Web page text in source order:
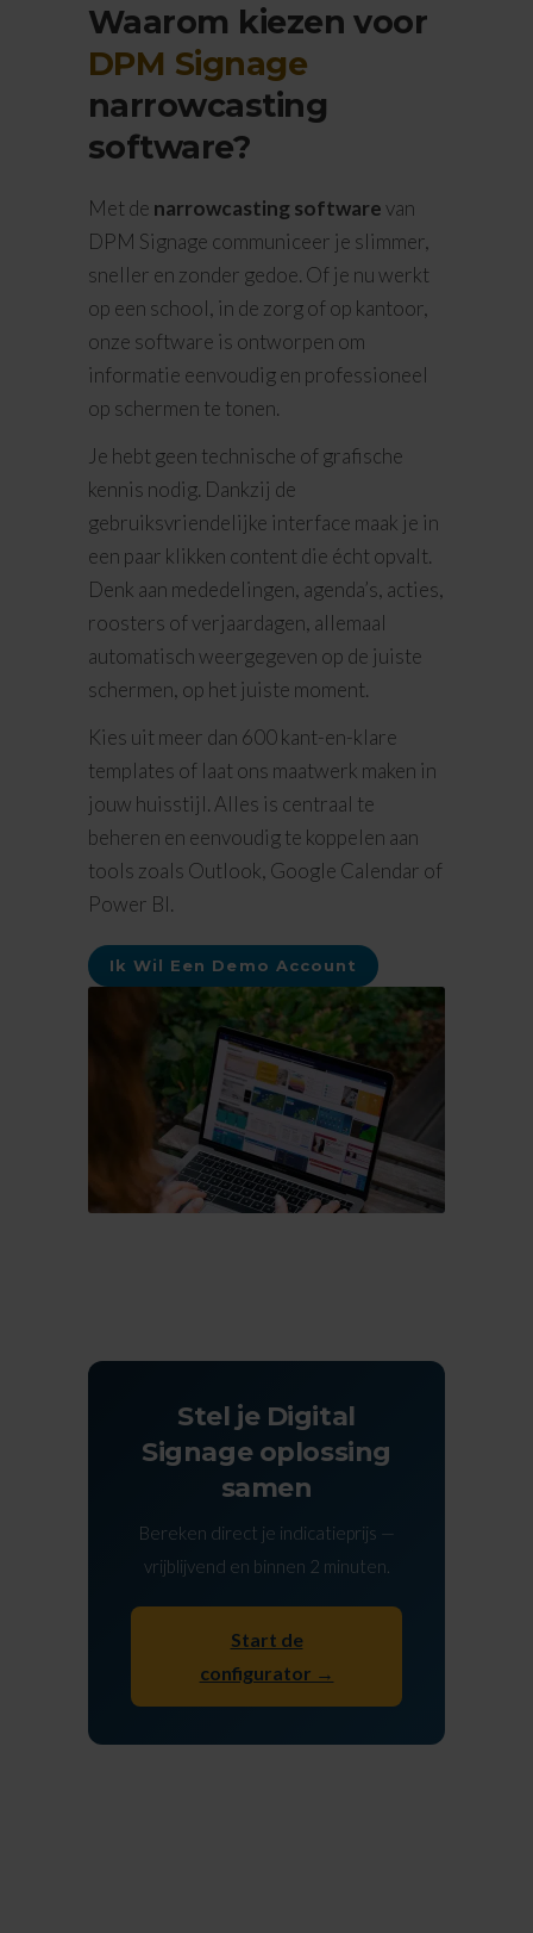
Waarom kiezen voor
DPM Signage
narrowcasting
software?
Met de narrowcasting softwarevan
DPM Signage communiceer je slimmer,
sneller en zonder gedoe. Of je nu werkt
op een school, in de zorg of op kantoor,
onze software is ontworpen om
informatie eenvoudig en professioneel
op schermen te tonen.
Je hebt geen technische of grafische
kennis nodig. Dankzij de
gebruiksvriendelijke interface maak je in
een paar klikken content die écht opvalt.
Denk aan mededelingen, agenda’s, acties,
roosters of verjaardagen, allemaal
automatisch weergegeven op de juiste
schermen, op het juiste moment.
Kies uit meer dan 600 kant-en-klare
templates of laat ons maatwerk maken in
jouw huisstijl. Alles is centraal te
beheren en eenvoudig te koppelen aan
tools zoals Outlook, Google Calendar of
Power BI.
Ik Wil Een Demo Account
Stel je Digital
Signage oplossing
samen
Bereken direct je indicatieprijs —
vrijblijvend en binnen 2 minuten.
Start de
configurator →